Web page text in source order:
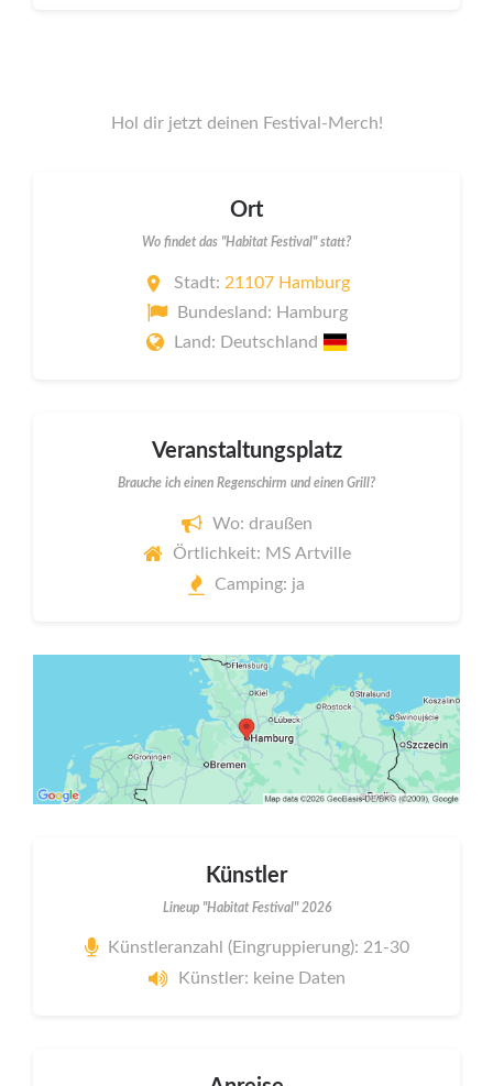
Hol dir jetzt deinen Festival-Merch!
Ort
Wo findet das "Habitat Festival" statt?
Stadt: 21107 Hamburg
Bundesland: Hamburg
Land: Deutschland
Veranstaltungsplatz
Brauche ich einen Regenschirm und einen Grill?
Wo: draußen
Örtlichkeit: MS Artville
Camping: ja
Künstler
Lineup "Habitat Festival" 2026
Künstleranzahl (Eingruppierung): 21-30
Künstler: keine Daten